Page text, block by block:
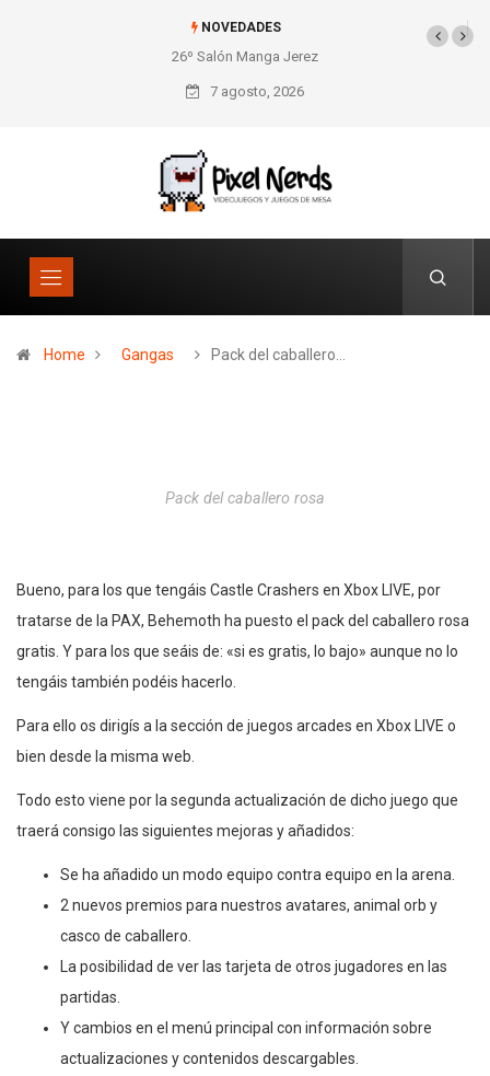
NOVEDADES
26º Salón Manga Jerez SNES Pixel Book para
los amantes de lo retro
7 agosto, 2026
Home Gangas Pack del caballero…
Pack del caballero rosa
Bueno, para los que tengáis Castle Crashers en Xbox LIVE, por
tratarse de la PAX, Behemoth ha puesto el pack del caballero rosa
gratis. Y para los que seáis de: «si es gratis, lo bajo» aunque no lo
tengáis también podéis hacerlo.
Para ello os dirigís a la sección de juegos arcades en Xbox LIVE o
bien desde la misma web.
Todo esto viene por la segunda actualización de dicho juego que
traerá consigo las siguientes mejoras y añadidos:
Se ha añadido un modo equipo contra equipo en la arena.
2 nuevos premios para nuestros avatares, animal orb y
casco de caballero.
La posibilidad de ver las tarjeta de otros jugadores en las
partidas.
Y cambios en el menú principal con información sobre
actualizaciones y contenidos descargables.